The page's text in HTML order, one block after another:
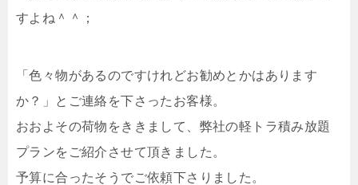
すよね＾＾；
「色々物があるのですけれどお勧めとかはあります
か？」とご連絡を下さったお客様。
おおよその荷物をききまして、弊社の軽トラ積み放題
プランをご紹介させて頂きました。
予算に合ったそうでご依頼下さりました。